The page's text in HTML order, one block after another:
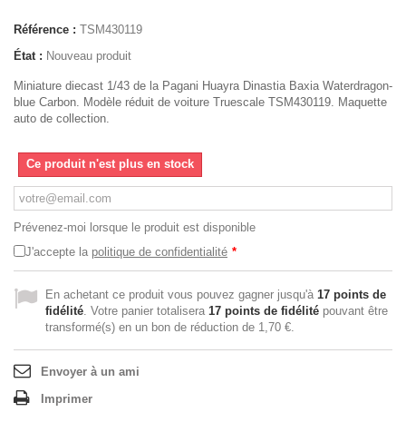
Référence : TSM430119
État : Nouveau produit
Miniature diecast 1/43 de la Pagani Huayra Dinastia Baxia Waterdragon-
blue Carbon. Modèle réduit de voiture Truescale TSM430119. Maquette
auto de collection.
Ce produit n'est plus en stock
Prévenez-moi lorsque le produit est disponible
J'accepte la politique de confidentialité *
En achetant ce produit vous pouvez gagner jusqu'à 17 points de
fidélité. Votre panier totalisera 17 points de fidélité pouvant être
transformé(s) en un bon de réduction de 1,70 €.
Envoyer à un ami
Imprimer